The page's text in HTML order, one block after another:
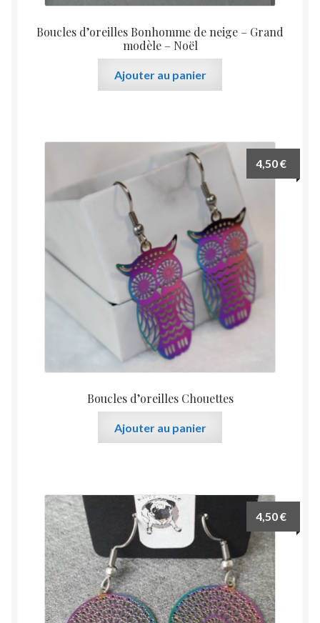
Boucles d’oreilles Bonhomme de neige – Grand
modèle – Noël
Ajouter au panier
Boucles d’oreilles Chouettes
4,50€
Ajouter au panier
4,50€